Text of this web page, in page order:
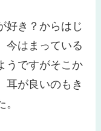
好き？からはじ
今はまっている
うですがそこか
耳が良いのもき